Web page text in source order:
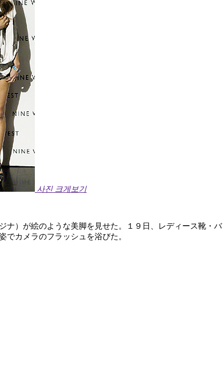
사진 크게보기
ナ）が絵のような美脚を見せた。１９日、レディース靴・
でカメラのフラッシュを浴びた。